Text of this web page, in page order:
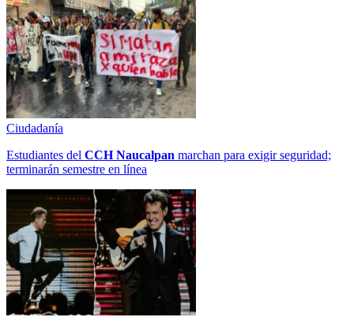
Ciudadanía
Estudiantes del CCH Naucalpan marchan para exigir seguridad;
terminarán semestre en línea